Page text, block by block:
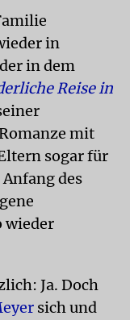
in
in dem
Reise in
mit
sogar für
des
wieder
Ja. Doch
sich und